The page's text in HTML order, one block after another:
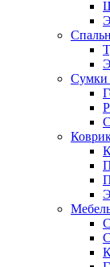
Сумки